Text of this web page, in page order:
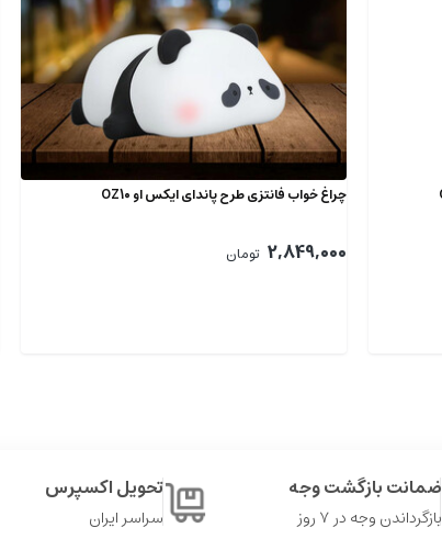
چراغ خواب فانتزی طرح پاندای ایکس او OZ10
2,849,000 تومان
ضمانت بازگشت وجه
بازگرداندن وجه در ۷ روز
تحویل اکسپرس
سراسر ایران